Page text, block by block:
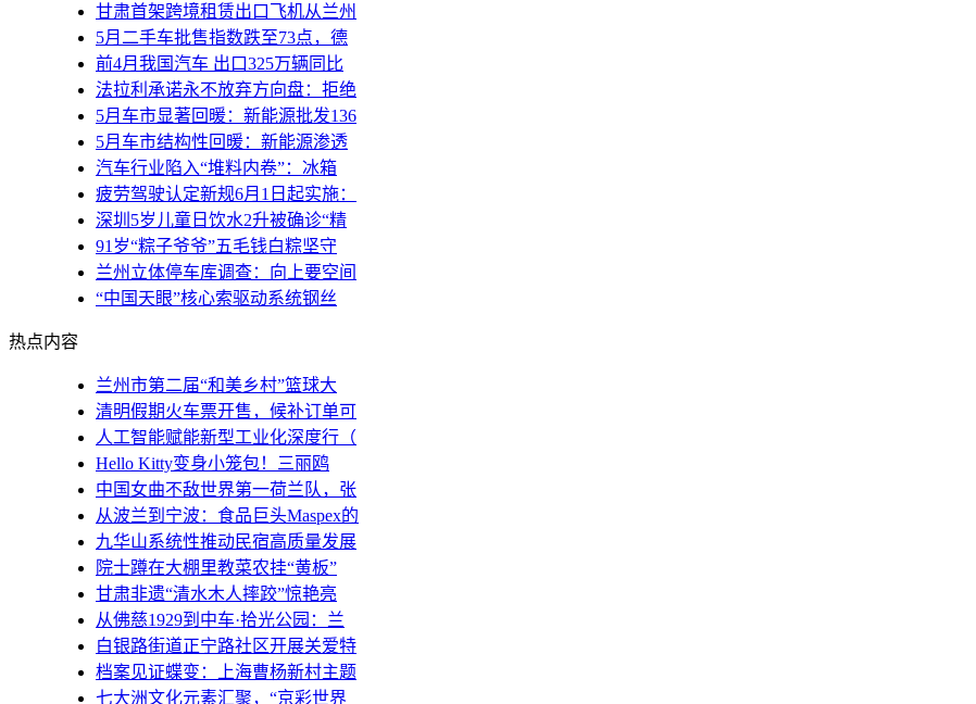
甘肃首架跨境租赁出口飞机从兰州
5月二手车批售指数跌至73点，德
前4月我国汽车 出口325万辆同比
法拉利承诺永不放弃方向盘：拒绝
5月车市显著回暖：新能源批发136
5月车市结构性回暖：新能源渗透
汽车行业陷入“堆料内卷”：冰箱
疲劳驾驶认定新规6月1日起实施：
深圳5岁儿童日饮水2升被确诊“精
91岁“粽子爷爷”五毛钱白粽坚守
兰州立体停车库调查：向上要空间
“中国天眼”核心索驱动系统钢丝
热点内容
兰州市第二届“和美乡村”篮球大
清明假期火车票开售，候补订单可
人工智能赋能新型工业化深度行（
Hello Kitty变身小笼包！三丽鸥
中国女曲不敌世界第一荷兰队，张
从波兰到宁波：食品巨头Maspex的
九华山系统性推动民宿高质量发展
院士蹲在大棚里教菜农挂“黄板”
甘肃非遗“清水木人摔跤”惊艳亮
从佛慈1929到中车·拾光公园：兰
白银路街道正宁路社区开展关爱特
档案见证蝶变：上海曹杨新村主题
七大洲文化元素汇聚，“京彩世界